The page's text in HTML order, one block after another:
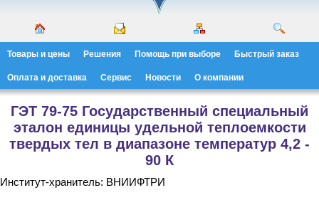
Товары и цены Решения Помощь при выборе Быстрый заказ
Оплата и доставка Сервис Новости О компании
ГЭТ 79-75 Государственный специальный
эталон единицы удельной теплоемкости
твердых тел в диапазоне температур 4,2 -
90 К
Институт-хранитель: ВНИИФТРИ